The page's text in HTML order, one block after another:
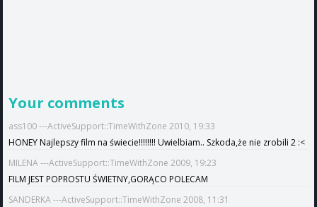
Your comments
ass100 ---ActiveSupport::TimeWithZone 2010, 19:33
HONEY Najlepszy film na świecie!!!!!!!! Uwielbiam.. Szkoda,że nie zrobili 2 :<
MILENA ---ActiveSupport::TimeWithZone 2009, 19:23
FILM JEST POPROSTU ŚWIETNY,GORĄCO POLECAM
SANDERKA ---ActiveSupport::TimeWithZone 2008, 11:31